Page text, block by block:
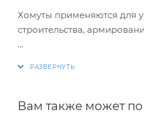
Хомуты применяются для
строительства,
Вам также может